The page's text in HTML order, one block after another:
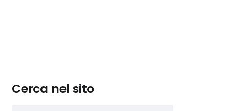
Cerca nel sito